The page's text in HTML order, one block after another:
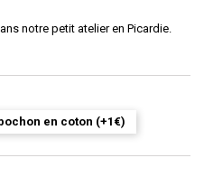
notre petit atelier en Picardie.
en coton (+1€)